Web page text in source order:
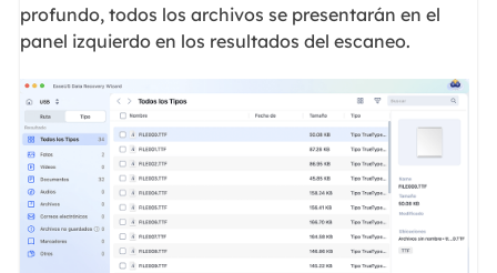
profundo, todos los archivos se presentarán en el
panel izquierdo en los resultados del escaneo.